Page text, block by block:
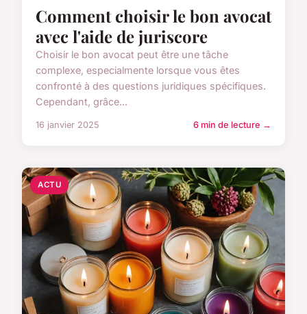
Comment choisir le bon avocat
avec l'aide de juriscore
Choisir le bon avocat peut être une tâche
complexe, especialmente lorsque vous êtes
confronté à des questions juridiques spécifiques.
Cependant, grâce...
16 janvier 2025 6 min de lecture →
ACTU